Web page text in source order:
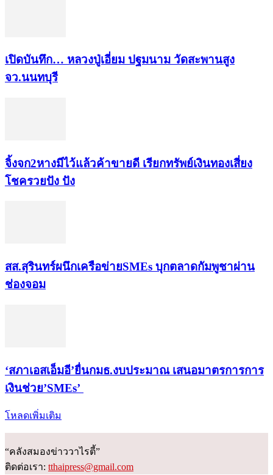
เปิดบันทึก… หลวงปู่เอี่ยม ​ปฐม​นาม​ วัดสะพานสูง​
จว.นนทบุรี
จิ้งจก​2​หาง​มีไว้แล้ว​ค้าขาย​ดี​ เรียก​ทรัพย์เงินทอง​เสี่ยง
โชค​รวยปัง​ ปัง​
สส.สุรินทร์ผนึกเครือข่ายSMEs บุกตลาดกัมพูชาผ่าน
ช่องจอม
‘สภาเอสเอ็มอี’ยื่นกมธ.งบประมาณ เสนอมาตรการการ
เงินช่วย’SMEs’
โหลดเพิ่มเติม
“คลังสมองข่าววาไรตี้”
ติดต่อเรา: tthaipress@gmail.com